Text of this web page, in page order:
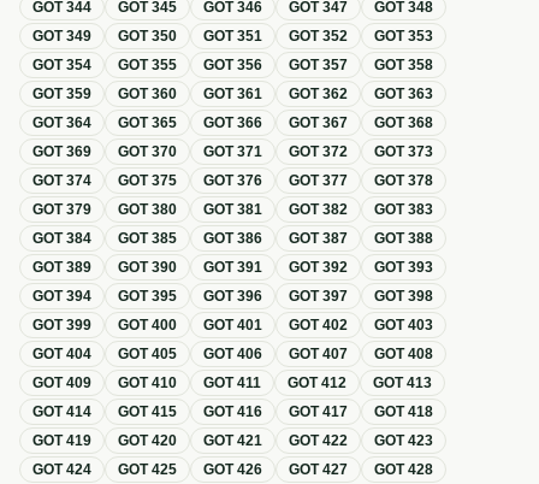
GOT344 GOT345 GOT346 GOT347 GOT348
GOT349 GOT350 GOT351 GOT352 GOT353
GOT354 GOT355 GOT356 GOT357 GOT358
GOT359 GOT360 GOT361 GOT362 GOT363
GOT364 GOT365 GOT366 GOT367 GOT368
GOT369 GOT370 GOT371 GOT372 GOT373
GOT374 GOT375 GOT376 GOT377 GOT378
GOT379 GOT380 GOT381 GOT382 GOT383
GOT384 GOT385 GOT386 GOT387 GOT388
GOT389 GOT390 GOT391 GOT392 GOT393
GOT394 GOT395 GOT396 GOT397 GOT398
GOT399 GOT400 GOT401 GOT402 GOT403
GOT404 GOT405 GOT406 GOT407 GOT408
GOT409 GOT410 GOT411 GOT412 GOT413
GOT414 GOT415 GOT416 GOT417 GOT418
GOT419 GOT420 GOT421 GOT422 GOT423
GOT424 GOT425 GOT426 GOT427 GOT428